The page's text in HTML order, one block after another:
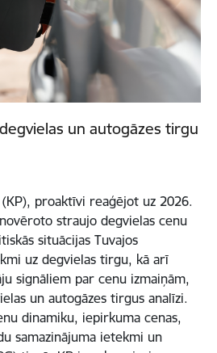
un autogāzes tirgu
proaktīvi reaģējot uz 2026.
straujo degvielas cenu
situācijas Tuvajos
uz degvielas tirgu, kā arī
signāliem par cenu izmaiņām,
un autogāzes tirgus analīzi.
dinamiku, iepirkuma cenas,
samazinājuma ietekmi un